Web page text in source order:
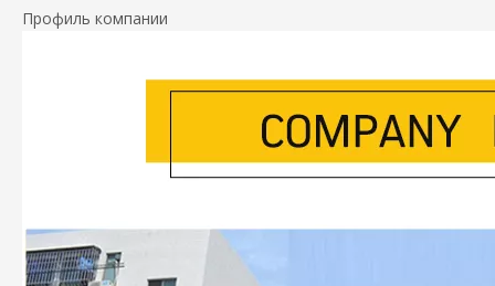
Профиль компании